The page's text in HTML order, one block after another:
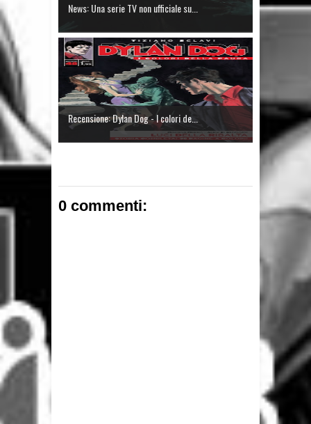
News: Una serie TV non ufficiale su...
Recensione: Dylan Dog - I colori de...
0 commenti: